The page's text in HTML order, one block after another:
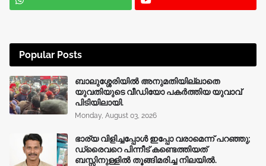
Popular Posts
ബാലുശ്ശേരിയിൽ അനുമതിയില്ലാതെ
യുവതിയുടെ വീഡിയോ പകർത്തിയ യുവാവ്
പിടിയിലായി.
Monday, August 03, 2026
ഭാര്യ വിളിച്ചപ്പോള്‍ ഇപ്പോ വരാമെന്ന് പറഞ്ഞു;
ഡ്രൈവറെ പിന്നീട് കണ്ടെത്തിയത്
ബസ്സിനുള്ളില്‍ തൂങ്ങിമരിച്ച നിലയിൽ.